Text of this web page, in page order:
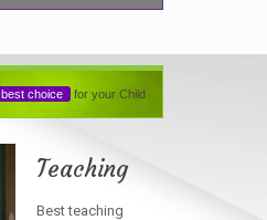
best choice for your Child
Teaching
Best teaching